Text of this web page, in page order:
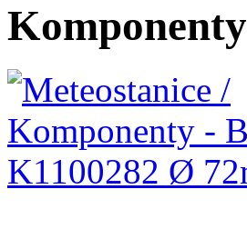
Komponenty